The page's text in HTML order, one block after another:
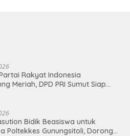
Rakyat Indonesia
Meriah, DPD PRI Sumut Siap
Bidik Beasiswa untuk
Poltekkes Gunungsitoli, Dorong